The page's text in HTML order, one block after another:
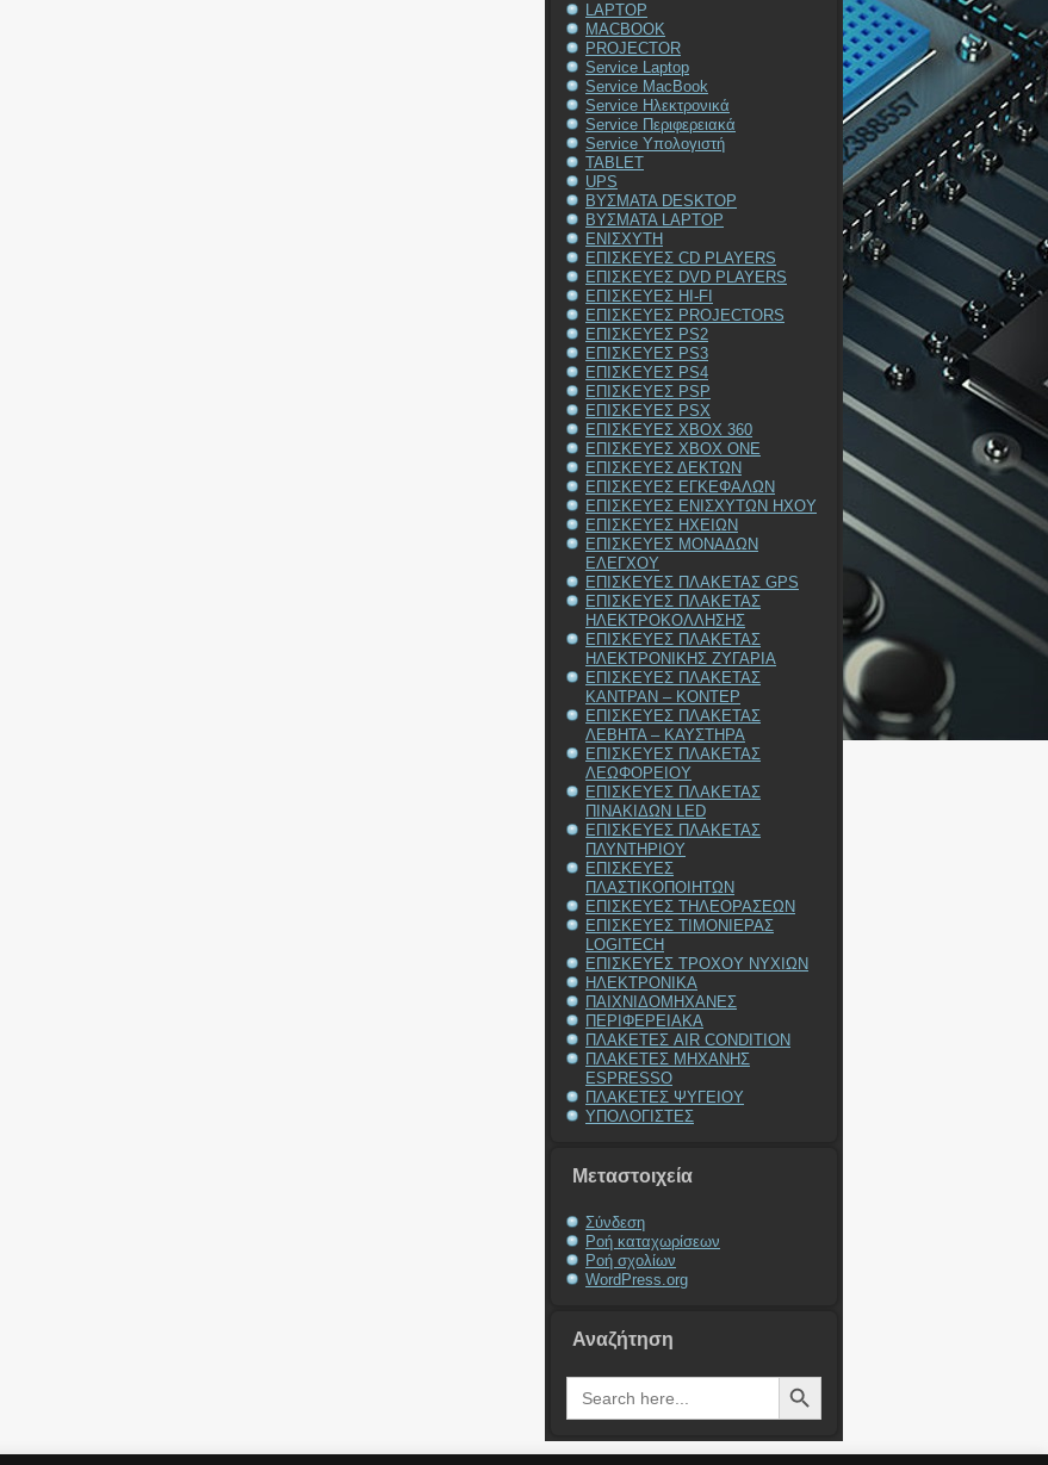
LAPTOP
MACBOOK
PROJECTOR
Service Laptop
Service MacBook
Service Ηλεκτρονικά
Service Περιφερειακά
Service Υπολογιστή
TABLET
UPS
ΒΥΣΜΑΤΑ DESKTOP
ΒΥΣΜΑΤΑ LAPTOP
ΕΝΙΣΧΥΤΗ
ΕΠΙΣΚΕΥΕΣ CD PLAYERS
ΕΠΙΣΚΕΥΕΣ DVD PLAYERS
ΕΠΙΣΚΕΥΕΣ HI-FI
ΕΠΙΣΚΕΥΕΣ PROJECTORS
ΕΠΙΣΚΕΥΕΣ PS2
ΕΠΙΣΚΕΥΕΣ PS3
ΕΠΙΣΚΕΥΕΣ PS4
ΕΠΙΣΚΕΥΕΣ PSP
ΕΠΙΣΚΕΥΕΣ PSX
ΕΠΙΣΚΕΥΕΣ XBOX 360
ΕΠΙΣΚΕΥΕΣ XBOX ONE
ΕΠΙΣΚΕΥΕΣ ΔΕΚΤΩΝ
ΕΠΙΣΚΕΥΕΣ ΕΓΚΕΦΑΛΩΝ
ΕΠΙΣΚΕΥΕΣ ΕΝΙΣΧΥΤΩΝ ΗΧΟΥ
ΕΠΙΣΚΕΥΕΣ ΗΧΕΙΩΝ
ΕΠΙΣΚΕΥΕΣ ΜΟΝΑΔΩΝ
ΕΛΕΓΧΟΥ
ΕΠΙΣΚΕΥΕΣ ΠΛΑΚΕΤΑΣ GPS
ΕΠΙΣΚΕΥΕΣ ΠΛΑΚΕΤΑΣ
ΗΛΕΚΤΡΟΚΟΛΛΗΣΗΣ
ΕΠΙΣΚΕΥΕΣ ΠΛΑΚΕΤΑΣ
ΗΛΕΚΤΡΟΝΙΚΗΣ ΖΥΓΑΡΙΑ
ΕΠΙΣΚΕΥΕΣ ΠΛΑΚΕΤΑΣ
ΚΑΝΤΡΑΝ – ΚΟΝΤΕΡ
ΕΠΙΣΚΕΥΕΣ ΠΛΑΚΕΤΑΣ
ΛΕΒΗΤΑ – ΚΑΥΣΤΗΡΑ
ΕΠΙΣΚΕΥΕΣ ΠΛΑΚΕΤΑΣ
ΛΕΩΦΟΡΕΙΟΥ
ΕΠΙΣΚΕΥΕΣ ΠΛΑΚΕΤΑΣ
ΠΙΝΑΚΙΔΩΝ LED
ΕΠΙΣΚΕΥΕΣ ΠΛΑΚΕΤΑΣ
ΠΛΥΝΤΗΡΙΟΥ
ΕΠΙΣΚΕΥΕΣ
ΠΛΑΣΤΙΚΟΠΟΙΗΤΩΝ
ΕΠΙΣΚΕΥΕΣ ΤΗΛΕΟΡΑΣΕΩΝ
ΕΠΙΣΚΕΥΕΣ ΤΙΜΟΝΙΕΡΑΣ
LOGITECH
ΕΠΙΣΚΕΥΕΣ ΤΡΟΧΟΥ ΝΥΧΙΩΝ
ΗΛΕΚΤΡΟΝΙΚΑ
ΠΑΙΧΝΙΔΟΜΗΧΑΝΕΣ
ΠΕΡΙΦΕΡΕΙΑΚΑ
ΠΛΑΚΕΤΕΣ AIR CONDITION
ΠΛΑΚΕΤΕΣ ΜΗΧΑΝΗΣ
ESPRESSO
ΠΛΑΚΕΤΕΣ ΨΥΓΕΙΟΥ
ΥΠΟΛΟΓΙΣΤΕΣ
Μεταστοιχεία
Σύνδεση
Ροή καταχωρίσεων
Ροή σχολίων
WordPress.org
Αναζήτηση
Search
for:
Search Button